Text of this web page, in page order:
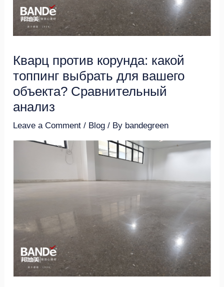
Кварц против корунда: какой
топпинг выбрать для вашего
объекта? Сравнительный
анализ
Leave a Comment / Blog / By bandegreen